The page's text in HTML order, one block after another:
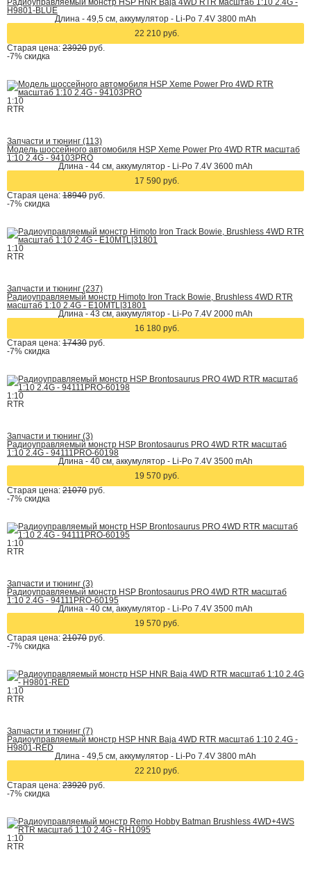
Радиоуправляемый монстр HSP HNR Baja 4WD RTR масштаб 1:10 2.4G -
H9801-BLUE
Длина - 49,5 см, аккумулятор - Li-Po 7.4V 3800 mAh
22 210 руб.
Старая цена: 23920 руб.
-7% скидка
1:10
RTR
Запчасти и тюнинг (113)
Модель шоссейного автомобиля HSP Xeme Power Pro 4WD RTR масштаб
1:10 2.4G - 94103PRO
Длина - 44 см, аккумулятор - Li-Po 7.4V 3600 mAh
17 590 руб.
Старая цена: 18940 руб.
-7% скидка
1:10
RTR
Запчасти и тюнинг (237)
Радиоуправляемый монстр Himoto Iron Track Bowie, Brushless 4WD RTR
масштаб 1:10 2.4G - E10MTL|31801
Длина - 43 см, аккумулятор - Li-Po 7.4V 2000 mAh
16 180 руб.
Старая цена: 17430 руб.
-7% скидка
1:10
RTR
Запчасти и тюнинг (3)
Радиоуправляемый монстр HSP Brontosaurus PRO 4WD RTR масштаб
1:10 2.4G - 94111PRO-60198
Длина - 40 cм, аккумулятор - Li-Po 7.4V 3500 mAh
19 570 руб.
Старая цена: 21070 руб.
-7% скидка
1:10
RTR
Запчасти и тюнинг (3)
Радиоуправляемый монстр HSP Brontosaurus PRO 4WD RTR масштаб
1:10 2.4G - 94111PRO-60195
Длина - 40 cм, аккумулятор - Li-Po 7.4V 3500 mAh
19 570 руб.
Старая цена: 21070 руб.
-7% скидка
1:10
RTR
Запчасти и тюнинг (7)
Радиоуправляемый монстр HSP HNR Baja 4WD RTR масштаб 1:10 2.4G -
H9801-RED
Длина - 49,5 см, аккумулятор - Li-Po 7.4V 3800 mAh
22 210 руб.
Старая цена: 23920 руб.
-7% скидка
1:10
RTR